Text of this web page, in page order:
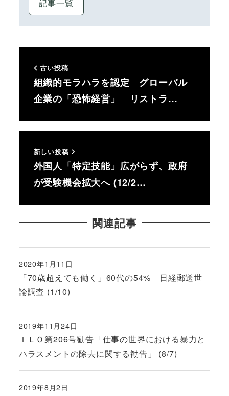
記事一覧
古い投稿
組織的モラハラを認定 グローバル
企業の「恐怖経営」 リストラ…
新しい投稿
外国人「特定技能」広がらず、政府
が受験機会拡大へ (12/2…
関連記事
「70歳超えても働く」60代の54% 日経郵送世
論調査 (1/10)
投稿日
2020年1月11日
ＩＬＯ第206号勧告「仕事の世界における暴力と
ハラスメントの除去に関する勧告」 (8/7)
投稿日
2019年11月24日
投稿日
2019年8月2日